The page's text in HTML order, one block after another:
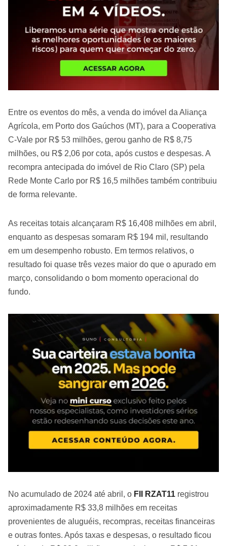
Entre os eventos do mês, a venda do imóvel da Aliança
Agrícola, em Porto dos Gaúchos (MT), para a Cooperativa
C-Vale por R$ 53 milhões, gerou ganho de R$ 8,75
milhões, ou R$ 2,06 por cota, após custos e despesas. A
recompra antecipada do imóvel de Rio Claro (SP) pela
Rede Monte Carlo por R$ 16,5 milhões também contribuiu
de forma relevante.
As receitas totais alcançaram R$ 16,408 milhões em abril,
enquanto as despesas somaram R$ 194 mil, resultando
em um desempenho robusto. Em termos relativos, o
resultado foi quase três vezes maior do que o apurado em
março, consolidando o bom momento operacional do
fundo.
No acumulado de 2024 até abril, o FII RZAT11 registrou
aproximadamente R$ 33,8 milhões em receitas
provenientes de aluguéis, recompras, receitas financeiras
e outras fontes. Após taxas e despesas, o resultado ficou